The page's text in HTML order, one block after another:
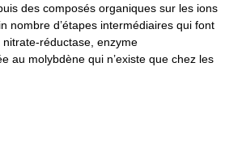
des composés organiques sur les ions
nombre d’étapes intermédiaires qui font
réductase, enzyme
au molybdène qui n’existe que chez les